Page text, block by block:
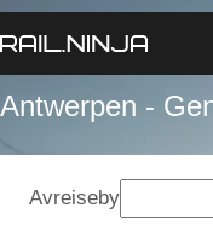
Antwerpen -
Avreiseby